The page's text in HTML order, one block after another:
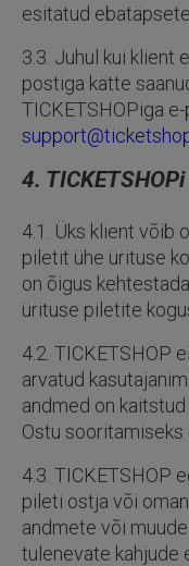
esitatud
3.3. Juhul kui klient
postiga kätte
TICKETSHOPiga
4.
4.1. Üks klient võib
piletit ühe ürituse
on õigus
ürituse piletite
4.2. TICKETSHOP
arvatud
andmed on
Ostu sooritamiseks
4.3. TICKETSHOP
pileti ostja või
andmete või
tulenevate kahjude